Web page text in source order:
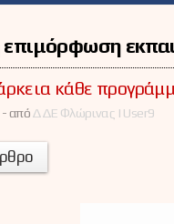
κάθε
-απόΔΔΕ Φλώρινας | User9